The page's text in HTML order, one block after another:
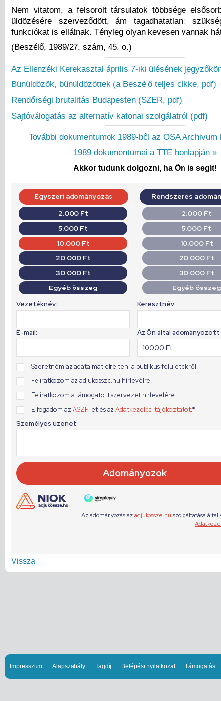
Nem vitatom, a felsorolt társulatok többsége
üldözésére szerveződött, ám tagadhatatlan:
funkciókat is ellátnak. Tényleg olyan kevesen vannak
(Beszélő, 1989/27. szám, 45. o.)
Az Ellenzéki Kerekasztal április 7-iki ülésének
Bünüldözők, bűnüldözöttek (a Beszélő teljes cikke, pdf)
Rendőrségi brutalitás Budapesten (SZER, pdf)
Sajtóválogatás az alternatív katonai szolgálatról (pdf)
További dokumentumok 1989-ből az OSA Archivum
1989 dokumentumai a TTE honlapján »
Akkor tudunk dolgozni, ha Ön is segít!
Vissza
Impresszum Alapszabály Tagdíj Belépési nyilatkozat Támogatás